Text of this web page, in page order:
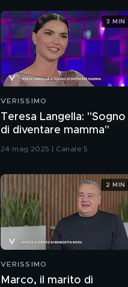
VERISSIMO
Teresa Langella: "Sogno
di diventare mamma"
24 mag 2025 | Canale 5
3 MIN
VERISSIMO
Marco, il marito di
2 MIN